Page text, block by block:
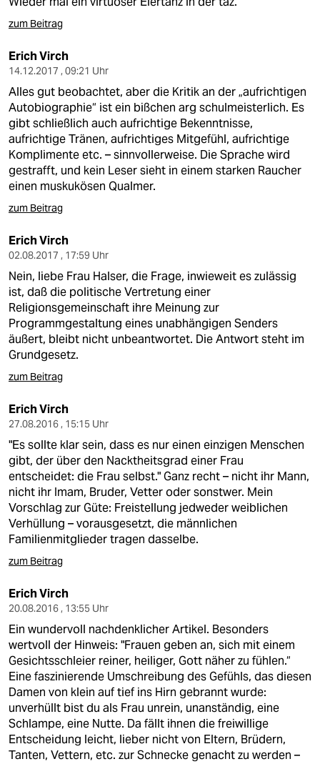
zum Beitrag
Erich Virch
14.12.2017 , 09:21 Uhr
Alles gut beobachtet, aber die Kritik an der „aufrichtigen
Autobiographie“ ist ein bißchen arg schulmeisterlich. Es
gibt schließlich auch aufrichtige Bekenntnisse,
aufrichtige Tränen, aufrichtiges Mitgefühl, aufrichtige
Komplimente etc. – sinnvollerweise. Die Sprache wird
gestrafft, und kein Leser sieht in einem starken Raucher
einen muskukösen Qualmer.
zum Beitrag
Erich Virch
02.08.2017 , 17:59 Uhr
Nein, liebe Frau Halser, die Frage, inwieweit es zulässig
ist, daß die politische Vertretung einer
Religionsgemeinschaft ihre Meinung zur
Programmgestaltung eines unabhängigen Senders
äußert, bleibt nicht unbeantwortet. Die Antwort steht im
Grundgesetz.
zum Beitrag
Erich Virch
27.08.2016 , 15:15 Uhr
"Es sollte klar sein, dass es nur einen einzigen Menschen
gibt, der über den Nacktheitsgrad einer Frau
entscheidet: die Frau selbst." Ganz recht – nicht ihr Mann,
nicht ihr Imam, Bruder, Vetter oder sonstwer. Mein
Vorschlag zur Güte: Freistellung jedweder weiblichen
Verhüllung – vorausgesetzt, die männlichen
Familienmitglieder tragen dasselbe.
zum Beitrag
Erich Virch
20.08.2016 , 13:55 Uhr
Ein wundervoll nachdenklicher Artikel. Besonders
wertvoll der Hinweis: "Frauen geben an, sich mit einem
Gesichtsschleier reiner, heiliger, Gott näher zu fühlen.“
Eine faszinierende Umschreibung des Gefühls, das diesen
Damen von klein auf tief ins Hirn gebrannt wurde:
unverhüllt bist du als Frau unrein, unanständig, eine
Schlampe, eine Nutte. Da fällt ihnen die freiwillige
Entscheidung leicht, lieber nicht von Eltern, Brüdern,
Tanten, Vettern, etc. zur Schnecke genacht zu werden –